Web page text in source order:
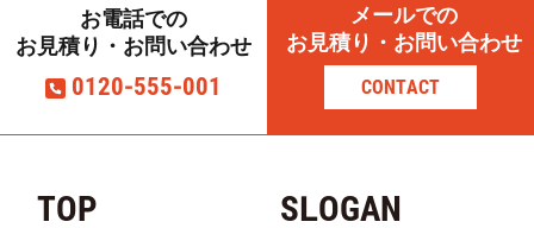
南恵我之荘(3) 345 89
南恵我之荘(4) 310 39
236 119
南恵我之荘(7) 315
お電話での
お見積り・お問い合わせ
0120-555-001
メールでの
お見積り・お問い合わせ
CONTACT
TOP SLOGAN